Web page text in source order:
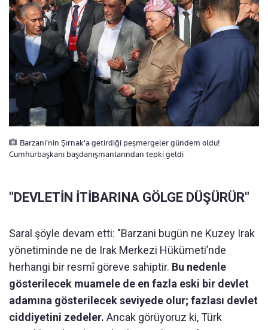
Barzani'nin Şırnak'a getirdiği peşmergeler gündem oldu!
Cumhurbaşkanı başdanışmanlarından tepki geldi
"DEVLETİN İTİBARINA GÖLGE DÜŞÜRÜR"
Saral şöyle devam etti: "Barzani bugün ne Kuzey Irak
yönetiminde ne de Irak Merkezi Hükümeti’nde
herhangi bir resmî göreve sahiptir. Bu nedenle
gösterilecek muamele de en fazla eski bir devlet
adamına gösterilecek seviyede olur; fazlası devlet
ciddiyetini zedeler. Ancak görüyoruz ki, Türk